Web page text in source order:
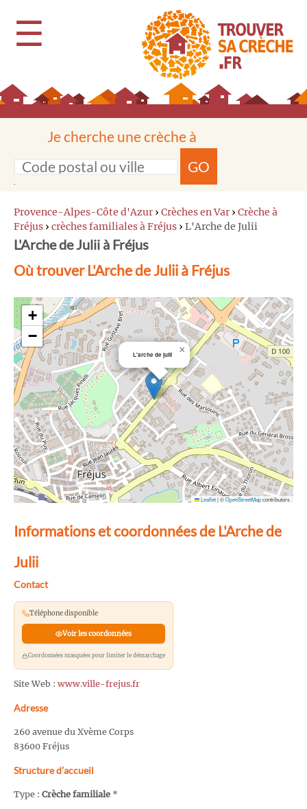
☰
Je cherche une crèche à
GO
Provence-Alpes-Côte d'Azur › Crèches en Var › Crèche à
Fréjus › crèches familiales à Fréjus › L'Arche de Julii
L'Arche de Julii à Fréjus
Où trouver L'Arche de Julii à Fréjus
L'arche de julii ×
+
−
Leaflet|©OpenStreetMapcontributors
Informations et coordonnées de L'Arche de
Julii
Contact
Téléphone disponible
Voir les coordonnées
Coordonnées masquées pour limiter le démarchage
Site Web : www.ville-frejus.fr
Adresse
260 avenue du Xvème Corps
83600 Fréjus
Structure d’accueil
Type : Crèche familiale *